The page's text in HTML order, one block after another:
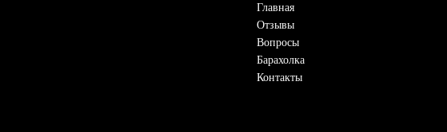
Главная
Отзывы
Вопросы
Барахолка
Контакты